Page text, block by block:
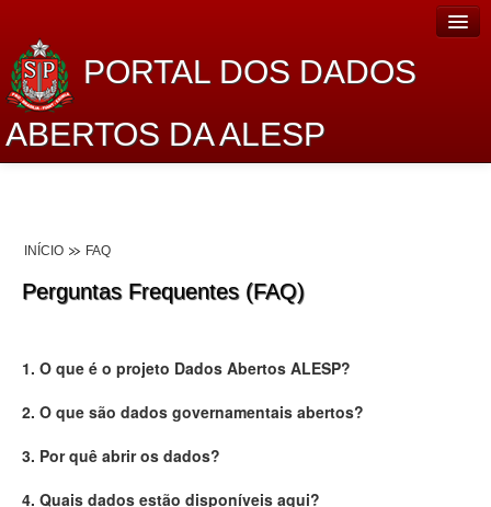
PORTAL DOS DADOS
ABERTOS DA ALESP
Lei de Acesso à Informação
INÍCIO FAQ
Perguntas Frequentes (FAQ)
1. O que é o projeto Dados Abertos ALESP?
2. O que são dados governamentais abertos?
3. Por quê abrir os dados?
4. Quais dados estão disponíveis aqui?